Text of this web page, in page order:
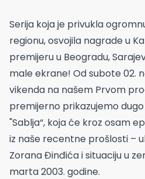
Serija koja je privukla
regionu, osvojila nagrade u
premijeru u Beogradu,
male ekrane! Od subote 02.
vikenda na našem Prvom
premijerno prikazujemo
"Sablja“, koja će kroz osam
iz naše recentne prošlosti –
Zorana Đinđića i situaciju u
marta 2003. godine.